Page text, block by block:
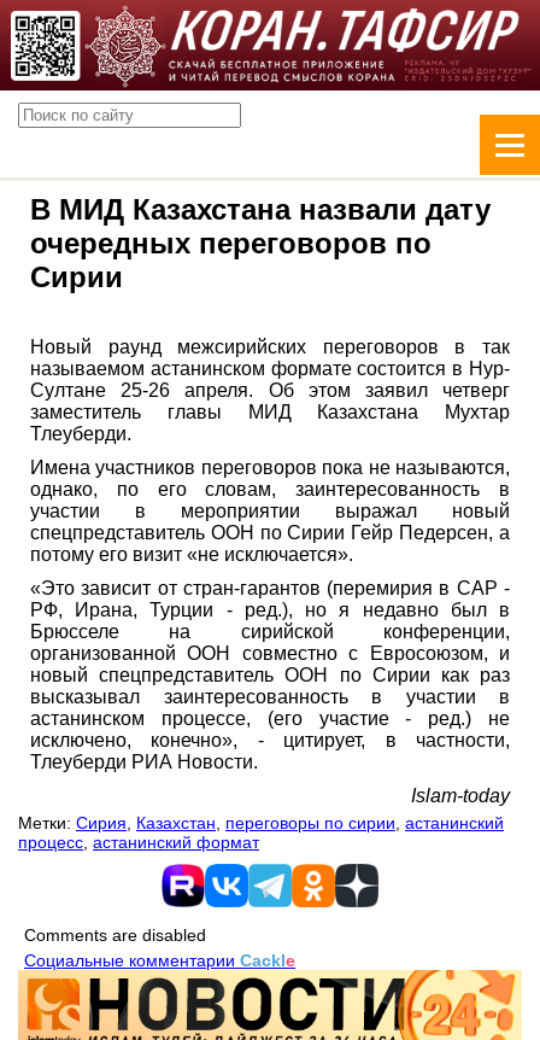
В МИД Казахстана назвали дату
очередных переговоров по
Сирии
Новый раунд межсирийских переговоров в так
называемом астанинском формате состоится в Нур-
Султане 25-26 апреля. Об этом заявил четверг
заместитель главы МИД Казахстана Мухтар
Тлеуберди.
Имена участников переговоров пока не называются,
однако, по его словам, заинтересованность в
участии в мероприятии выражал новый
спецпредставитель ООН по Сирии Гейр Педерсен, а
потому его визит «не исключается».
«Это зависит от стран-гарантов (перемирия в САР -
РФ, Ирана, Турции - ред.), но я недавно был в
Брюсселе на сирийской конференции,
организованной ООН совместно с Евросоюзом, и
новый спецпредставитель ООН по Сирии как раз
высказывал заинтересованность в участии в
астанинском процессе, (его участие - ред.) не
исключено, конечно», - цитирует, в частности,
Тлеуберди РИА Новости.
Islam-today
Метки: Сирия Казахстан переговоры по сирии астанинский
процесс астанинский формат
Comments are disabled
Социальные комментарии Cackle